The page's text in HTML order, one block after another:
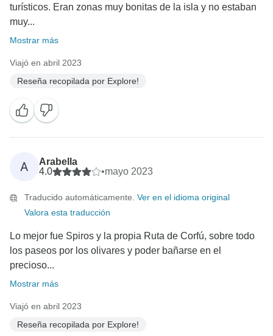
turísticos. Eran zonas muy bonitas de la isla y no estaban
muy...
Mostrar más
Viajó en abril 2023
Reseña recopilada por Explore!
A
Arabella
4.0
•mayo 2023
Traducido automáticamente. Ver en el idioma original
Valora esta traducción
Lo mejor fue Spiros y la propia Ruta de Corfú, sobre todo
los paseos por los olivares y poder bañarse en el
precioso...
Mostrar más
Viajó en abril 2023
Reseña recopilada por Explore!